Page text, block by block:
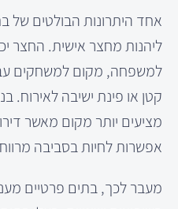
אחד היתרונות הבולטים של
ליהנות מחצר אישית. החצר
למשפחה, מקום למשחקים
קטן או פינת ישיבה לאירוח.
מציעים יותר מקום מאשר
אפשרות לחיות בסביבה
מעבר לכך, בתים פרטיים